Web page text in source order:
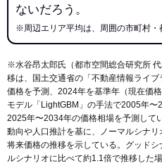
ないだろう。
※周辺エリア平均は、周囲の市町村・
※水谷昂太郎氏（都市空間総合研究所
移は、国土交通省の「 不動産情報ライブ
価格を予測、2024年を基準年（現在価
モデル「LightGBM」の手法で2005年〜
2025年〜2034年の価格相場を予測して
動向や人口推計を基に、ノーマルシナ
将来価格の推移を示している。グッド
ルシナリオに比べて約1.1倍で推移した